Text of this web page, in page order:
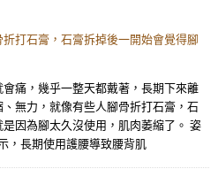
打石膏，石膏拆掉後一開始會覺得腳
痛，幾乎一整天都戴著，長期下來離
無力，就像有些人腳骨折打石膏，石
因為腳太久沒使用，肌肉萎縮了。 姿
，長期使用護腰導致腰背肌